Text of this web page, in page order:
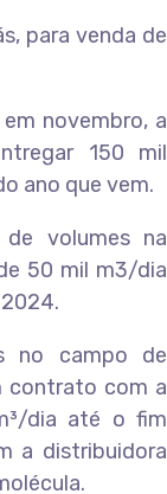
para venda de
novembro, a
150 mil
ano que vem.
volumes na
50 mil m3/dia
no campo de
contrato com a
dia até o fim
a distribuidora